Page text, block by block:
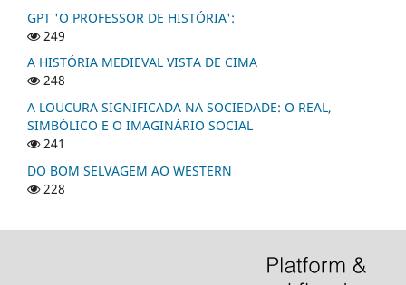
GPT 'O PROFESSOR DE HISTÓRIA':
249
A HISTÓRIA MEDIEVAL VISTA DE CIMA
248
A LOUCURA SIGNIFICADA NA SOCIEDADE: O REAL,
SIMBÓLICO E O IMAGINÁRIO SOCIAL
241
DO BOM SELVAGEM AO WESTERN
228